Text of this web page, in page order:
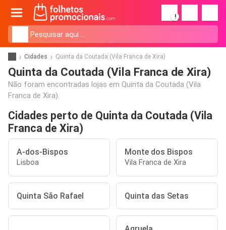
!
Cidades Quinta da Coutada (Vila Franca de Xira)
Quinta da Coutada (Vila Franca de Xira)
Não foram encontradas lojas em Quinta da Coutada (Vila
Franca de Xira).
Cidades perto de Quinta da Coutada (Vila
Franca de Xira)
A-dos-Bispos
Lisboa
Monte dos Bispos
Vila Franca de Xira
Quinta São Rafael Quinta das Setas